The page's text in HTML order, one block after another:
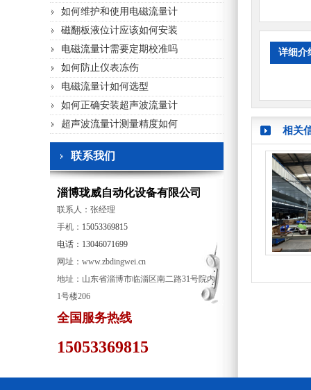
如何维护和使用电磁流量计
磁翻板液位计应该如何安装
电磁流量计需要定期校准吗
如何防止仪表冻伤
电磁流量计如何选型
如何正确安装超声波流量计
超声波流量计测量精度如何
联系我们
淄博珑威自动化设备有限公司
联系人：张经理
手机： 15053369815
电话：13046071699
网址：www.zbdingwei.cn
地址：山东省淄博市临淄区南二路31号院内
1号楼206
全国服务热线
15053369815
详细介
相关